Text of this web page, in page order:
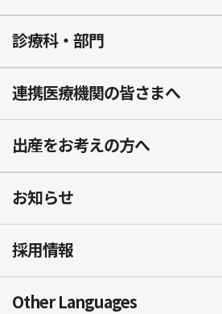
診療科・部門
連携医療機関の皆さまへ
出産をお考えの方へ
お知らせ
採用情報
Other Languages